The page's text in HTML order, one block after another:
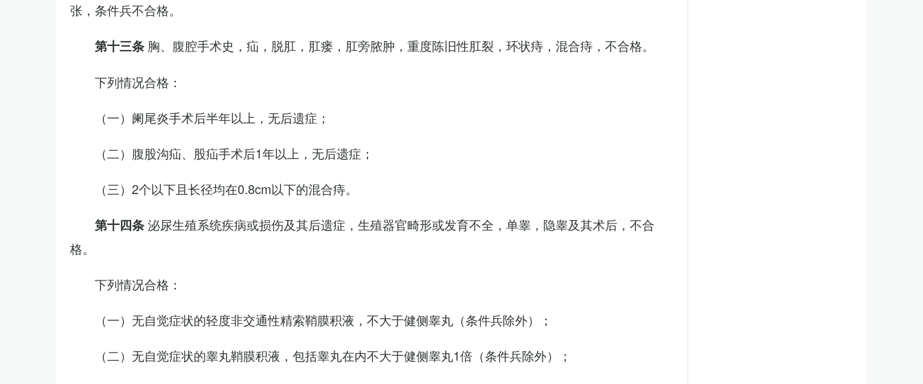
张，条件兵不合格。
第十三条 胸、腹腔手术史，疝，脱肛，肛瘘，肛旁脓肿，重度陈旧性肛裂，环状痔，混合痔，不合格。
下列情况合格：
（一）阑尾炎手术后半年以上，无后遗症；
（二）腹股沟疝、股疝手术后1年以上，无后遗症；
（三）2个以下且长径均在0.8cm以下的混合痔。
第十四条泌尿生殖系统疾病或损伤及其后遗症，生殖器官畸形或发育不全，单睾，隐睾及其术后，不合
格。
下列情况合格：
（一）无自觉症状的轻度非交通性精索鞘膜积液，不大于健侧睾丸（条件兵除外）；
（二）无自觉症状的睾丸鞘膜积液，包括睾丸在内不大于健侧睾丸1倍（条件兵除外）；